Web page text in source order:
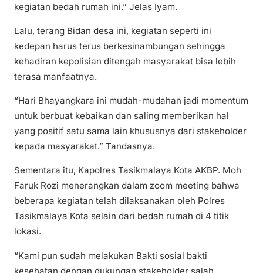
kegiatan bedah rumah ini.” Jelas Iyam.
Lalu, terang Bidan desa ini, kegiatan seperti ini
kedepan harus terus berkesinambungan sehingga
kehadiran kepolisian ditengah masyarakat bisa lebih
terasa manfaatnya.
“Hari Bhayangkara ini mudah-mudahan jadi momentum
untuk berbuat kebaikan dan saling memberikan hal
yang positif satu sama lain khususnya dari stakeholder
kepada masyarakat.” Tandasnya.
Sementara itu, Kapolres Tasikmalaya Kota AKBP. Moh
Faruk Rozi menerangkan dalam zoom meeting bahwa
beberapa kegiatan telah dilaksanakan oleh Polres
Tasikmalaya Kota selain dari bedah rumah di 4 titik
lokasi.
“Kami pun sudah melakukan Bakti sosial bakti
kesehatan dengan dukungan stakeholder salah